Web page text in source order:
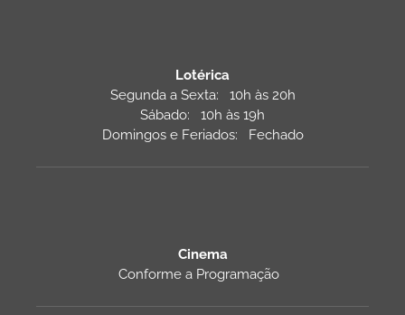
Lotérica
Segunda a Sexta: 10h às 20h
Sábado: 10h às 19h
Domingos e Feriados: Fechado
Cinema
Conforme a Programação